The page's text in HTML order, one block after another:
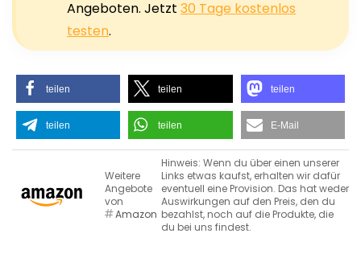
Angeboten. Jetzt 30 Tage kostenlos
testen.
teilen teilen teilen
teilen teilen E-Mail
Weitere
Angebote
von
Amazon
Hinweis: Wenn du über einen unserer
Links etwas kaufst, erhalten wir dafür
eventuell eine Provision. Das hat weder
Auswirkungen auf den Preis, den du
bezahlst, noch auf die Produkte, die
du bei uns findest.